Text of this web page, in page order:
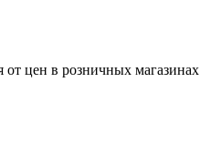
от цен в розничных магазинах